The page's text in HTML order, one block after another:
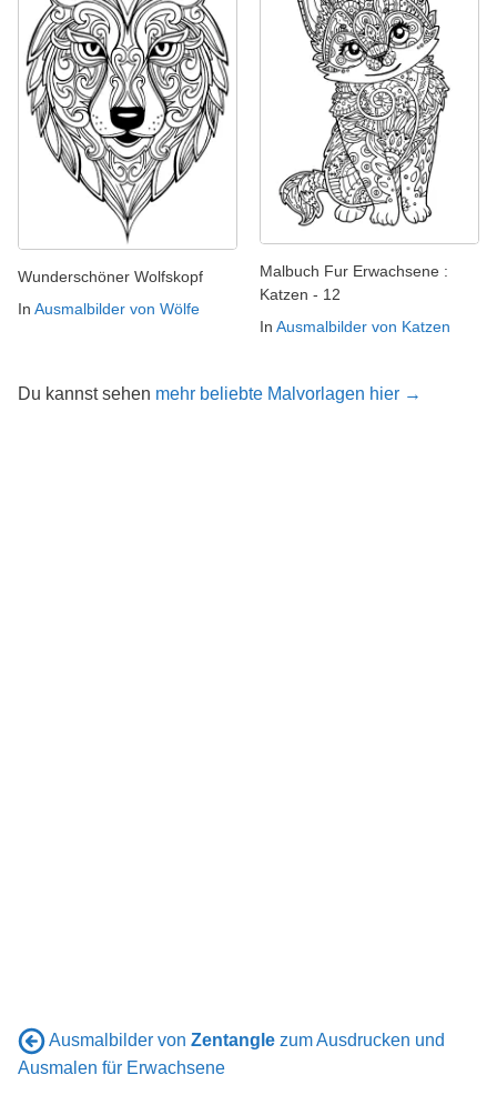
Wunderschöner Wolfskopf
In Ausmalbilder von Wölfe
Malbuch Fur Erwachsene :
Katzen - 12
In Ausmalbilder von Katzen
Du kannst sehen mehr beliebte Malvorlagen hier →
Ausmalbilder von Zentangle zum Ausdrucken und
Ausmalen für Erwachsene